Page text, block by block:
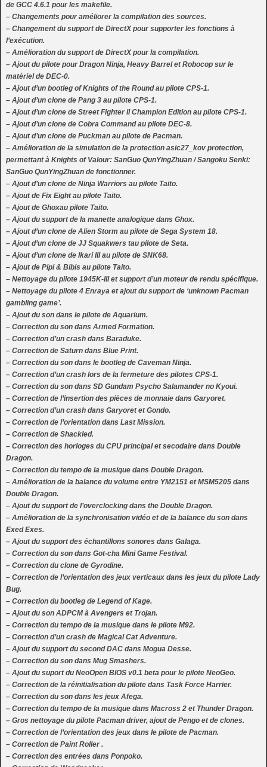
de GCC 4.6.1 pour les makefile.
– Changements pour améliorer la compilation des sources.
– Changement du support de DirectX pour supporter les fonctions à
l’exécution.
– Amélioration du support de DirectX pour la compilation.
– Ajout du pilote pour Dragon Ninja, Heavy Barrel et Robocop sur le
matériel de DEC-0.
– Ajout d’un bootleg of Knights of the Round au pilote CPS-1.
– Ajout d’un clone de Pang 3 au pilote CPS-1.
– Ajout d’un clone de Street Fighter II Champion Edition au pilote CPS-1.
– Ajout d’un clone de Cobra Command au pilote DEC-8.
– Ajout d’un clone de Puckman au pilote de Pacman.
– Amélioration de la simulation de la protection asic27_kov protection,
permettant à Knights of Valour: SanGuo QunYingZhuan / Sangoku Senki:
SanGuo QunYingZhuan de fonctionner.
– Ajout d’un clone de Ninja Warriors au pilote Taito.
– Ajout de Fix Eight au pilote Taito.
– Ajout de Ghoxau pilote Taito.
– Ajout du support de la manette analogique dans Ghox.
– Ajout d’un clone de Alien Storm au pilote de Sega System 18.
– Ajout d’un clone de JJ Squakwers tau pilote de Seta.
– Ajout d’un clone de Ikari III au pilote de SNK68.
– Ajout de Pipi & Bibis au pilote Taito.
– Nettoyage du pilote 1945K-III et support d’un moteur de rendu spécifique.
– Nettoyage du pilote 4 Enraya et ajout du support de ‘unknown Pacman
gambling game’.
– Ajout du son dans le pilote de Aquarium.
– Correction du son dans Armed Formation.
– Correction d’un crash dans Baraduke.
– Correction de Saturn dans Blue Print.
– Correction du son dans le bootleg de Caveman Ninja.
– Correction d’un crash lors de la fermeture des pilotes CPS-1.
– Correction du son dans SD Gundam Psycho Salamander no Kyoui.
– Correction de l’insertion des pièces de monnaie dans Garyoret.
– Correction d’un crash dans Garyoret et Gondo.
– Correction de l’orientation dans Last Mission.
– Correction de Shackled.
– Correction des horloges du CPU principal et secodaire dans Double
Dragon.
– Correction du tempo de la musique dans Double Dragon.
– Amélioration de la balance du volume entre YM2151 et MSM5205 dans
Double Dragon.
– Ajout du support de l’overclocking dans the Double Dragon.
– Amélioration de la synchronisation vidéo et de la balance du son dans
Exed Exes.
– Ajout du support des échantillons sonores dans Galaga.
– Correction du son dans Got-cha Mini Game Festival.
– Correction du clone de Gyrodine.
– Correction de l’orientation des jeux verticaux dans les jeux du pilote Lady
Bug.
– Correction du bootleg de Legend of Kage.
– Ajout du son ADPCM à Avengers et Trojan.
– Correction du tempo de la musique dans le pilote M92.
– Correction d’un crash de Magical Cat Adventure.
– Ajout du support du second DAC dans Mogua Desse.
– Correction du son dans Mug Smashers.
– Ajout du suport du NeoOpen BIOS v0.1 beta pour le pilote NeoGeo.
– Correction de la réinitialisation du pilote dans Task Force Harrier.
– Correction du son dans les jeux Afega.
– Correction du tempo de la musique dans Macross 2 et Thunder Dragon.
– Gros nettoyage du pilote Pacman driver, ajout de Pengo et de clones.
– Correction de l’orientation des jeux dans le pilote de Pacman.
– Correction de Paint Roller .
– Correction des entrées dans Ponpoko.